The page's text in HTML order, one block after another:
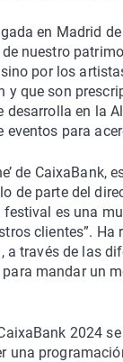
en Madrid
nuestro
por los
y que son
desarrolla en la
eventos para
de
de parte del
festival es una
clientes”.
a través de las
mandar un
2024
una